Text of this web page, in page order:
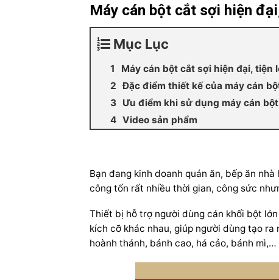
Máy cán bột cắt sợi hiện
Mục Lục
Máy cán bột cắt sợi hiện đại, tiện
Đặc điểm thiết kế của máy cán
Ưu điểm khi sử dụng máy cán
Video sản phẩm
Bạn đang kinh doanh quán ăn, bếp ăn
công tốn rất nhiều thời gian, công sức
Thiết bị hỗ trợ người dùng cán khối bột
kích cỡ khác nhau, giúp người dùng tạo
hoành thánh, bánh cao, há cảo, bánh